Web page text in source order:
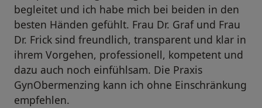
begleitet und ich habe mich bei beiden in den
besten Händen gefühlt. Frau Dr. Graf und Frau
Dr. Frick sind freundlich, transparent und klar in
ihrem Vorgehen, professionell, kompetent und
dazu auch noch einfühlsam. Die Praxis
GynObermenzing kann ich ohne Einschränkung
empfehlen.